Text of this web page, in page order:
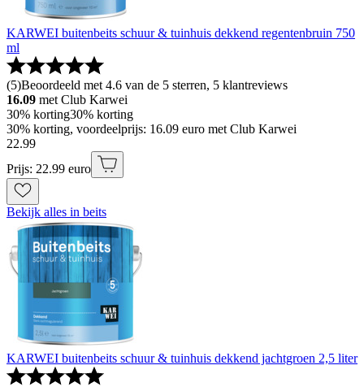
KARWEI buitenbeits schuur & tuinhuis dekkend regentenbruin 750
ml
(5)Beoordeeld met 4.6 van de 5 sterren, 5 klantreviews
16.09 met Club Karwei
30% korting30% korting
30% korting, voordeelprijs: 16.09 euro met Club Karwei
22.99
Prijs: 22.99 euro
Bekijk alles in beits
KARWEI buitenbeits schuur & tuinhuis dekkend jachtgroen 2,5 liter